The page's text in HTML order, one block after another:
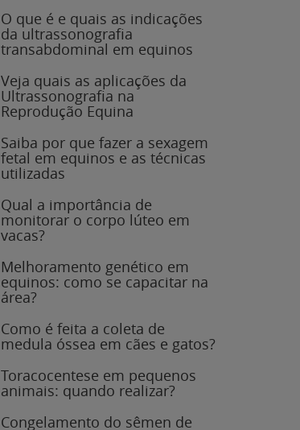
O que é e quais as indicações
da ultrassonografia
transabdominal em equinos
Veja quais as aplicações da
Ultrassonografia na
Reprodução Equina
Saiba por que fazer a sexagem
fetal em equinos e as técnicas
utilizadas
Qual a importância de
monitorar o corpo lúteo em
vacas?
Melhoramento genético em
equinos: como se capacitar na
área?
Como é feita a coleta de
medula óssea em cães e gatos?
Toracocentese em pequenos
animais: quando realizar?
Congelamento do sêmen de